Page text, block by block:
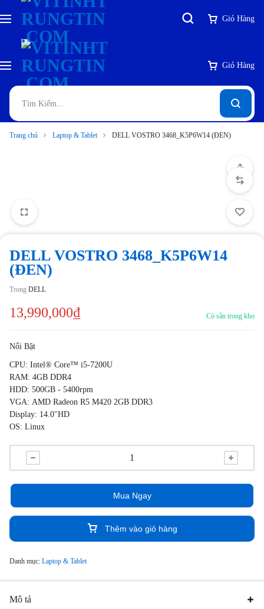
Giỏ Hàng
Giỏ Hàng
Trang chủ Laptop & Tablet DELL VOSTRO 3468_K5P6W14 (ĐEN)
DELL VOSTRO 3468_K5P6W14
(ĐEN)
Trong DELL
13,990,000₫ Có sẵn trong kho
Nổi Bật
CPU: Intel® Core™ i5-7200U
RAM: 4GB DDR4
HDD: 500GB - 5400rpm
VGA: AMD Radeon R5 M420 2GB DDR3
Display: 14.0"HD
OS: Linux
Thêm vào giỏ hàng
Mua Ngay
Danh mục: Laptop & Tablet
Mô tả